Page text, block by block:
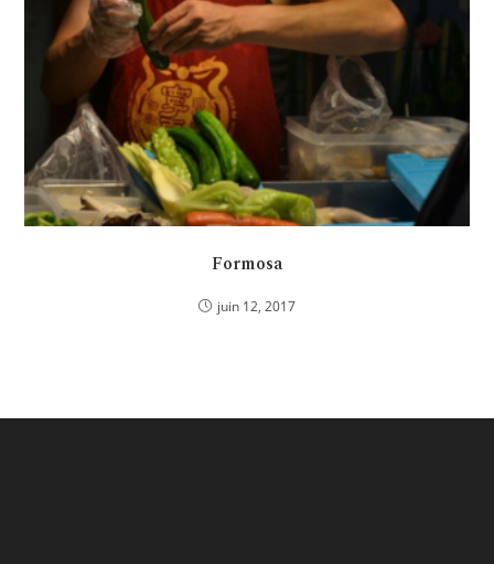
Formosa
juin 12, 2017